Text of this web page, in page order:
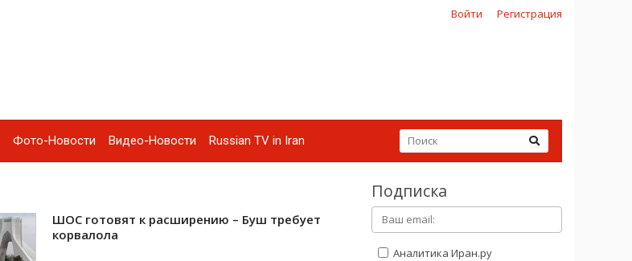
Войти Регистрация
Фото-Новости Видео-Новости Russian TV in Iran
ШОС готовят к расширению – Буш требует
корвалола
Подписка
Аналитика Иран.ру